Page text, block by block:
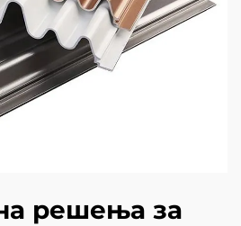
решења за